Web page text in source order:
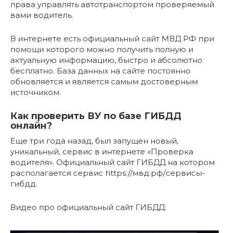
права управлять автотранспортом проверяемый
вами водитель.
В интернете есть официальный сайт МВД РФ при
помощи которого можно получить полную и
актуальную информацию, быстро и абсолютно
бесплатно. База данных на сайте постоянно
обновляется и является самым достоверным
источником.
Как проверить ВУ по базе ГИБДД
онлайн?
Еще три года назад, был запущен новый,
уникальный, сервис в интернете «Проверка
водителя». Официальный сайт ГИБДД на котором
располагается сервис https://мвд.рф/сервисы-
гибдд.
Видео про официальный сайт ГИБДД: